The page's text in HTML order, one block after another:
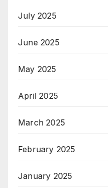
July 2025
June 2025
May 2025
April 2025
March 2025
February 2025
January 2025